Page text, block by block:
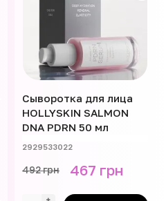
Сыворотка для лица
HOLLYSKIN SALMON
DNA PDRN 50 мл
2929533022
492 грн 467 грн